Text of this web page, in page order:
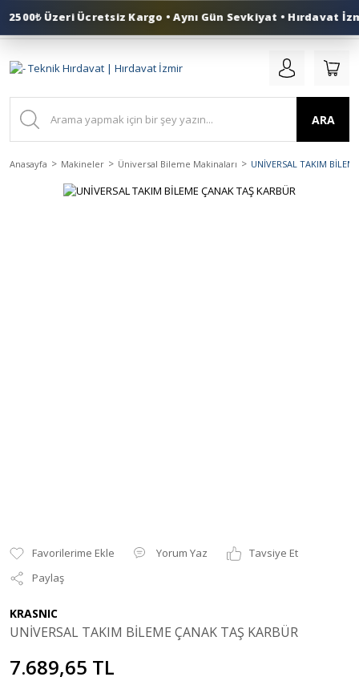
0 (553) 324 41 50
ARA
Anasayfa Makineler Üniversal Bileme Makinaları UNİVERSAL TAKIM
Yorum Yaz
Tavsiye Et
Paylaş
KRASNIC
UNİVERSAL TAKIM BİLEME ÇANAK TAŞ KARBÜR
7.689,65 TL
Üzeri Ücretsiz Kargo • Aynı Gün Sevkiyat • Hırdavat